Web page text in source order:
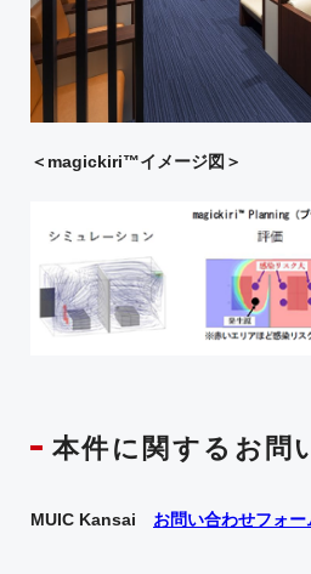
＜ magickiri™イメージ図＞
本件に関するお問
MUIC Kansai お問い合わせフォー